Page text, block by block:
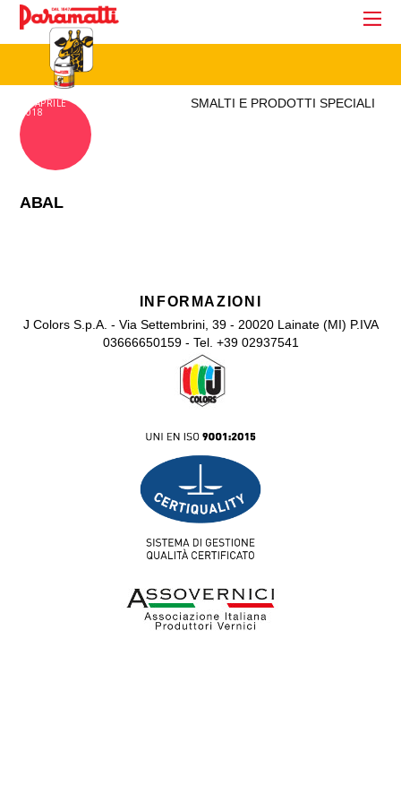
18 APRILE
2018
ABAL
SMALTI E PRODOTTI SPECIALI
INFORMAZIONI
J Colors S.p.A. - Via Settembrini, 39 - 20020 Lainate (MI) P.IVA
03666650159 - Tel. +39 02937541